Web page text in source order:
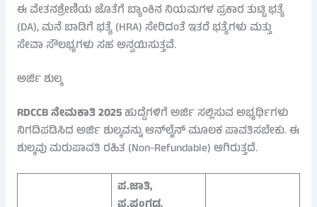
ಈ ವೇತನಶ್ರೇಣಿಯ ಜೊತೆಗೆ ಬ್ಯಾಂಕಿನ ನಿಯಮಗಳ ಪ್ರಕಾರ ತುಟ್ಟಿ ಭತ್ಯೆ
(DA), ಮನೆ ಬಾಡಿಗೆ ಭತ್ಯೆ (HRA) ಸೇರಿದಂತೆ ಇತರೆ ಭತ್ಯೆಗಳು ಮತ್ತು
ಸೇವಾ ಸೌಲಭ್ಯಗಳು ಸಹ ಅನ್ವಯಿಸುತ್ತವೆ.
ಅರ್ಜಿ ಶುಲ್ಕ
RDCCB ನೇಮಕಾತಿ 2025ಹುದ್ದೆಗಳಿಗೆ ಅರ್ಜಿ ಸಲ್ಲಿಸುವ ಅಭ್ಯರ್ಥಿಗಳು
ನಿಗದಿಪಡಿಸಿದ ಅರ್ಜಿ ಶುಲ್ಕವನ್ನು ಆನ್‌ಲೈನ್ ಮೂಲಕ ಪಾವತಿಸಬೇಕು. ಈ
ಶುಲ್ಕವು ಮರುಪಾವತಿ ರಹಿತ (Non-Refundable) ಆಗಿರುತ್ತದೆ.
ಪ.ಜಾತಿ,